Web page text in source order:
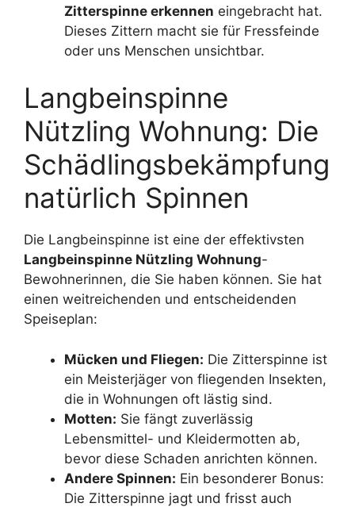
Zitterspinne erkennen eingebracht hat.
Dieses Zittern macht sie für Fressfeinde
oder uns Menschen unsichtbar.
Langbeinspinne
Nützling Wohnung: Die
Schädlingsbekämpfung
natürlich Spinnen
Die Langbeinspinne ist eine der effektivsten
Langbeinspinne Nützling Wohnung-
Bewohnerinnen, die Sie haben können. Sie hat
einen weitreichenden und entscheidenden
Speiseplan:
Mücken und Fliegen: Die Zitterspinne ist
ein Meisterjäger von fliegenden Insekten,
die in Wohnungen oft lästig sind.
Motten: Sie fängt zuverlässig
Lebensmittel- und Kleidermotten ab,
bevor diese Schaden anrichten können.
Andere Spinnen: Ein besonderer Bonus:
Die Zitterspinne jagt und frisst auch